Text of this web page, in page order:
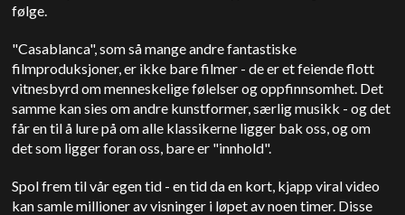
følge.
"Casablanca", som så mange andre fantastiske
filmproduksjoner, er ikke bare filmer - de er et feiende flott
vitnesbyrd om menneskelige følelser og oppfinnsomhet. Det
samme kan sies om andre kunstformer, særlig musikk - og det
får en til å lure på om alle klassikerne ligger bak oss, og om
det som ligger foran oss, bare er "innhold".
Spol frem til vår egen tid - en tid da en kort, kjapp viral video
kan samle millioner av visninger i løpet av noen timer. Disse